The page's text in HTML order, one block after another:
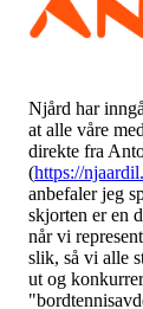
Njård har
at alle våre
direkte fra
(https://
anbefaler jeg
skjorten er en
når vi
slik, så vi alle
ut og